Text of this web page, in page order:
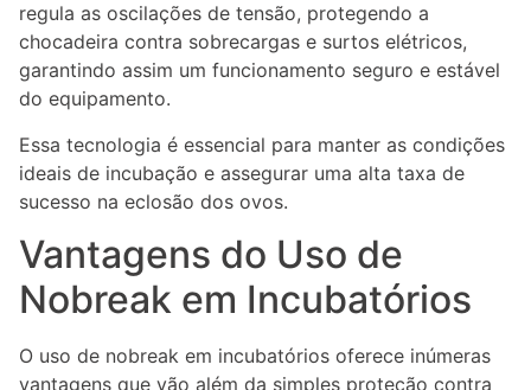
regula as oscilações de tensão, protegendo a
chocadeira contra sobrecargas e surtos elétricos,
garantindo assim um funcionamento seguro e estável
do equipamento.
Essa tecnologia é essencial para manter as condições
ideais de incubação e assegurar uma alta taxa de
sucesso na eclosão dos ovos.
Vantagens do Uso de
Nobreak em Incubatórios
O uso de nobreak em incubatórios oferece inúmeras
vantagens que vão além da simples proteção contra